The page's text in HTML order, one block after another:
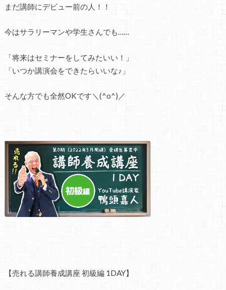
まだ講師にデビュー前の人！！
今はサラリーマンや学生さんでも……
「将来はセミナーをしてみたいい！」
「いつか講演会をできたらいいな♪」
そんな方でも全然OKです＼(^o^)／
【売れる講師養成講座 初級編1DAY】